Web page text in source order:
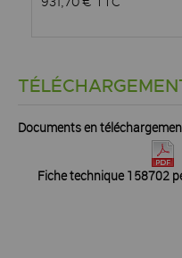
Documents en
Fiche technique 158702